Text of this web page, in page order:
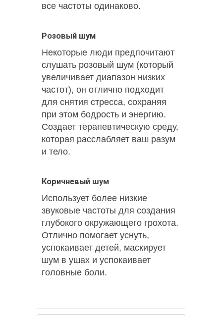
все частоты одинаково.
Розовый шум
Некоторые люди предпочитают
слушать розовый шум (который
увеличивает диапазон низких
частот), он отлично подходит
для снятия стресса, сохраняя
при этом бодрость и энергию.
Создает терапевтическую среду,
которая расслабляет ваш разум
и тело.
Коричневый шум
Использует более низкие
звуковые частоты для создания
глубокого окружающего грохота.
Отлично помогает уснуть,
успокаивает детей, маскирует
шум в ушах и успокаивает
головные боли.